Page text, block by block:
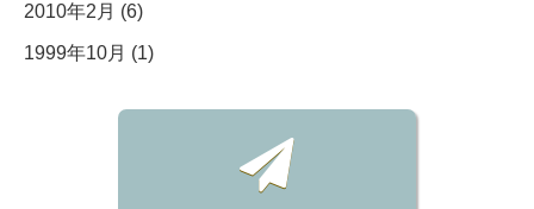
2010年2月 (6)
1999年10月 (1)